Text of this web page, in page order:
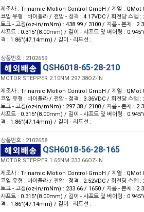
제조사 : Trinamic Motion Control GmbH / 계열 : QMot
코일 유형 : 바이폴라 / 전압 - 정격 : 4.17VDC / 회전당 스텝
토크 - 고정(oz-in/mNm) : 438.99 / 3100 / 지름 - 본체 :
샤프트 : 0.315"(8.00mm) / 길이 - 샤프트 및 베어링 :
격 : 1.86"(47.14mm) / 길이 - 리드선 :
상품번호 : 2102659
QSH6018-65-28-210
MOTOR STEPPER 2.10NM 297.38OZ-IN
제조사 : Trinamic Motion Control GmbH / 계열 : QMot
코일 유형 : 바이폴라 / 전압 - 정격 : 3.36VDC / 회전당 스텝
토크 - 고정(oz-in/mNm) : 297.38 / 2100 / 지름 - 본체 :
샤프트 : 0.315"(8.00mm) / 길이 - 샤프트 및 베어링 :
격 : 1.86"(47.14mm) / 길이 - 리드선 :
상품번호 : 2102658
QSH6018-56-28-165
MOTOR STEPPER 1.65NM 233.66OZ-IN
제조사 : Trinamic Motion Control GmbH / 계열 : QMot
코일 유형 : 바이폴라 / 전압 - 정격 : 2.52VDC / 회전당 스텝
토크 - 고정(oz-in/mNm) : 233.66 / 1650 / 지름 - 본체 :
샤프트 : 0.315"(8.00mm) / 길이 - 샤프트 및 베어링 :
격 : 1.86"(47.14mm) / 길이 - 리드선 :